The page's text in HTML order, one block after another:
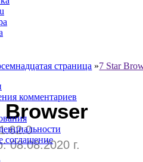
Browser
08.08.2020 г.
страница »7 Star
комментариев
соглашение